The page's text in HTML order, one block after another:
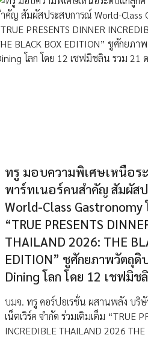
ทรู มอบความพิเศษเหนือร
พาร์ทเนอร์คนสำคัญ สัมผัส
World-Class Gastronomy
“TRUE PRESENTS
THAILAND 2026: THE
EDITION” ชูศักยภาพวัตถุดิ
Dining โลก โดย 12 เชฟมิช
บมจ. ทรู คอร์ปอเรชั่น ผสานพลัง บริ
เน็ตเวิร์ค จำกัด ร่วมเติมเต็ม “TRUE
INCREDIBLE THAILAND 2026 THE